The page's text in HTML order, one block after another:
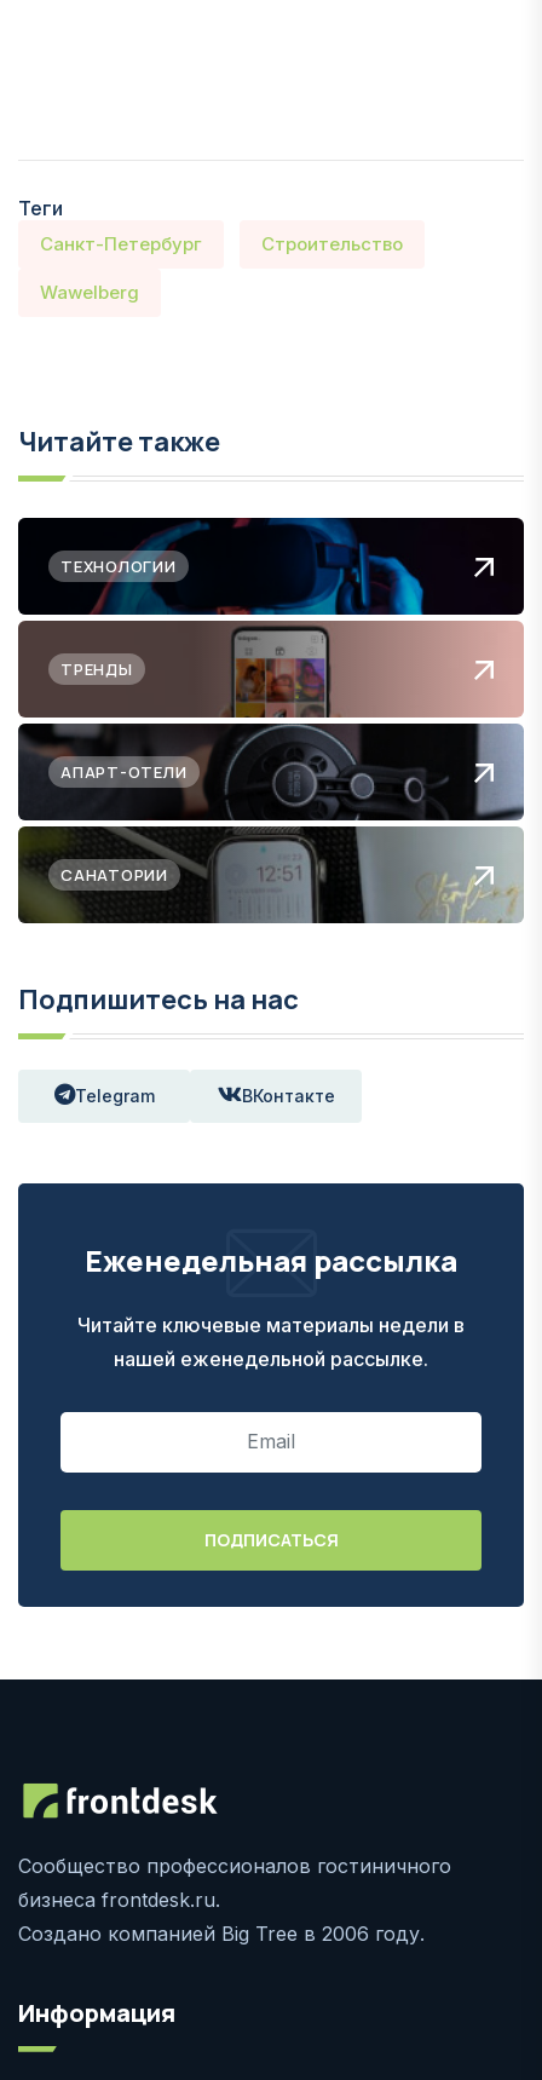
Теги
Санкт-Петербург Строительство
Wawelberg
Читайте также
ТЕХНОЛОГИИ
ТРЕНДЫ
АПАРТ-ОТЕЛИ
САНАТОРИИ
Подпишитесь на нас
Telegram ВКонтакте
Еженедельная рассылка
Читайте ключевые материалы недели в
нашей еженедельной рассылке.
Сообщество профессионалов гостиничного
бизнеса frontdesk.ru.
Создано компанией Big Tree в 2006 году.
Информация